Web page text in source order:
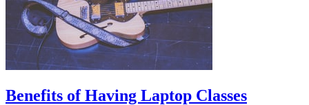
Benefits of Having Laptop Classes